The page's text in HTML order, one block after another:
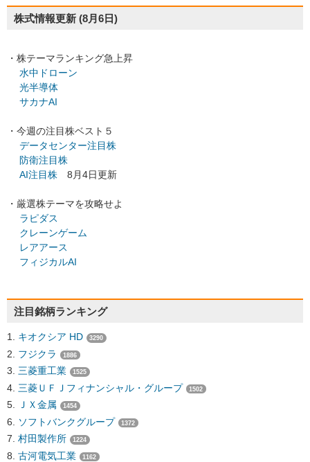
株式情報更新 (8月6日)
・株テーマランキング急上昇
水中ドローン
光半導体
サカナAI
・今週の注目株ベスト５
データセンター注目株
防衛注目株
AI注目株 8月4日更新
・厳選株テーマを攻略せよ
ラピダス
クレーンゲーム
レアアース
フィジカルAI
注目銘柄ランキング
キオクシア HD 3290
フジクラ 1886
三菱重工業 1525
三菱ＵＦＪフィナンシャル・グループ 1502
ＪＸ金属 1454
ソフトバンクグループ 1372
村田製作所 1224
古河電気工業 1162